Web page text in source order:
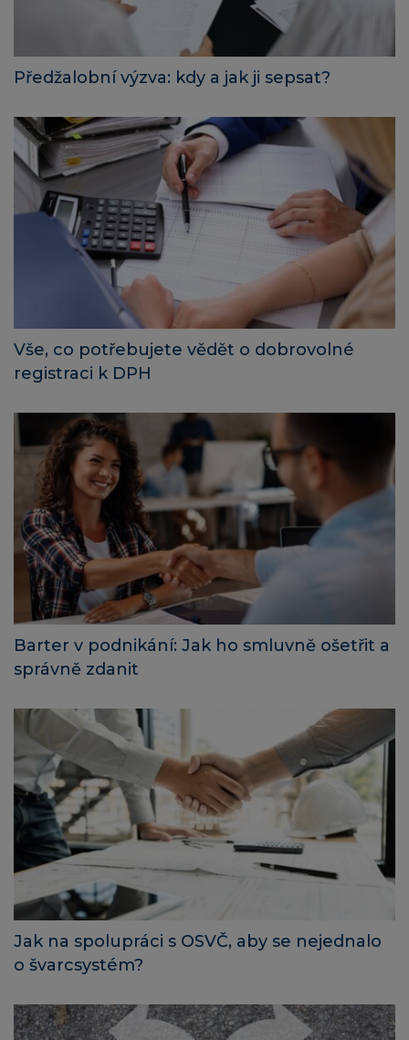
Předžalobní výzva: kdy a jak ji sepsat?
Vše, co potřebujete vědět o dobrovolné
registraci k DPH
Barter v podnikání: Jak ho smluvně ošetřit a
správně zdanit
Jak na spolupráci s OSVČ, aby se nejednalo
o švarcsystém?